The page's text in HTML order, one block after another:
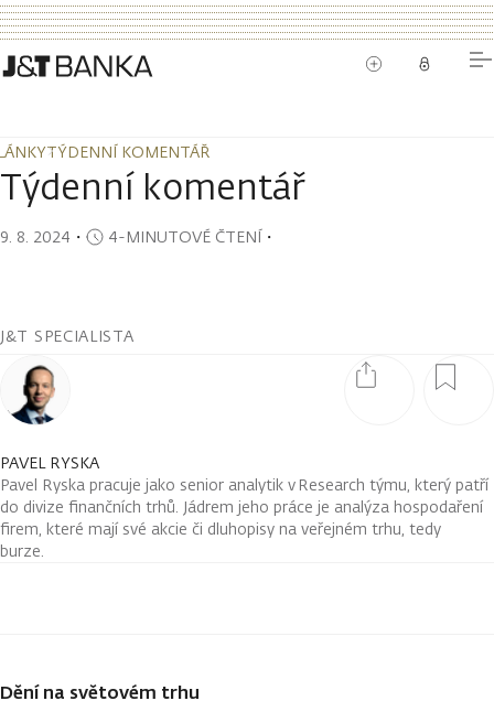
TÝDENNÍ KOMENTÁŘ
TÝDENNÍ KOMENTÁŘ
Týdenní komentář
9. 8. 2024 ・ 4-MINUTOVÉ ČTENÍ・
J&T SPECIALISTA
PAVEL RYSKA
Pavel Ryska pracuje jako senior analytik v Research týmu, který patří
do divize finančních trhů. Jádrem jeho práce je analýza hospodaření
firem, které mají své akcie či dluhopisy na veřejném trhu, tedy
burze.
Dění na světovém trhu